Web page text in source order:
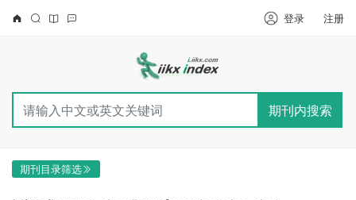
登录 注册
期刊内搜索
期刊目录筛选